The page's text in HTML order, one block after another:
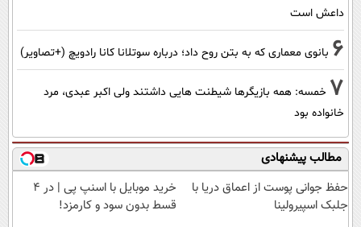
داعش است
6 بانوی معماری که به بتن روح داد؛ درباره سوتلانا کانا رادویچ (+تصاویر)
7 خمسه: همه بازیگرها شیطنت هایی داشتند ولی اکبر عبدی، مرد
خانواده بود
مطالب پیشنهادی
حفظ جوانی پوست از اعماق دریا با
جلبک اسپیرولینا
خرید موبایل با اسنپ پی | در ۴
قسط بدون سود و کارمزد!